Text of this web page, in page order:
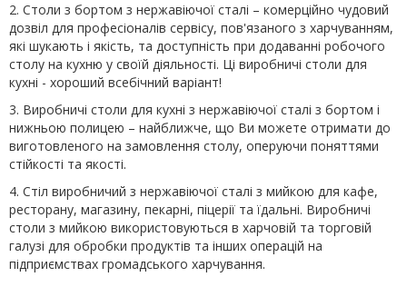
2. Столи з бортом з нержавіючої сталі – комерційно чудовий
дозвіл для професіоналів сервісу, пов'язаного з харчуванням,
які шукають і якість, та доступність при додаванні робочого
столу на кухню у своїй діяльності. Ці виробничі столи для
кухні - хороший всебічний варіант!
3. Виробничі столи для кухні з нержавіючої сталі з бортом і
нижньою полицею – найближче, що Ви можете отримати до
виготовленого на замовлення столу, оперуючи поняттями
стійкості та якості.
4. Стіл виробничий з нержавіючої сталі з мийкою для кафе,
ресторану, магазину, пекарні, піцерії та їдальні. Виробничі
столи з мийкою використовуються в харчовій та торговій
галузі для обробки продуктів та інших операцій на
підприємствах громадського харчування.